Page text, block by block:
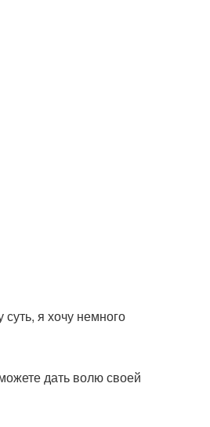
я хочу немного
дать волю своей